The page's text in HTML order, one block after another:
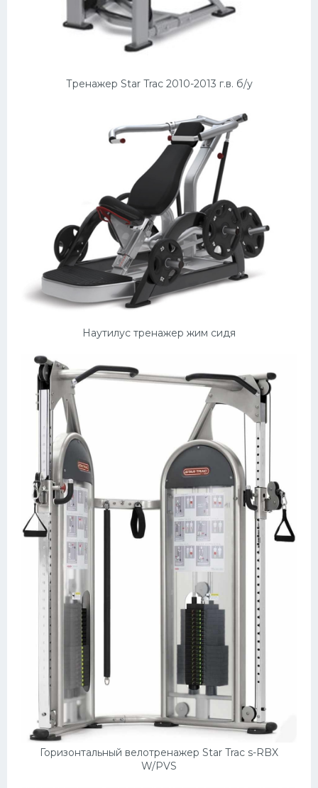
Тренажер Star Trac 2010-2013 г.в. б/у
Наутилус тренажер жим сидя
Горизонтальный велотренажер Star Trac s-RBX
W/PVS